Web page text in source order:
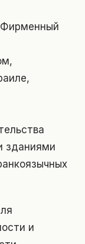
Фирменный
зданиями
и